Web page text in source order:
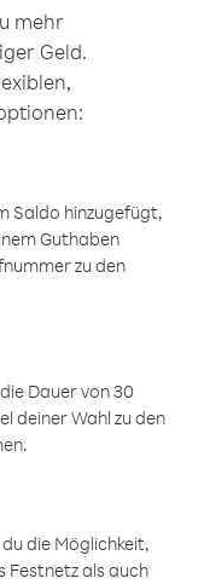
mehr
Geld.
Saldo hinzugefügt,
Guthaben
zu den
Dauer von 30
deiner Wahl zu den
die Möglichkeit,
Festnetz als auch